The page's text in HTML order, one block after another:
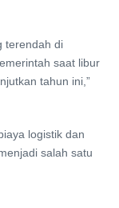
terendah di
saat libur
tahun ini,”
logistik dan
salah satu